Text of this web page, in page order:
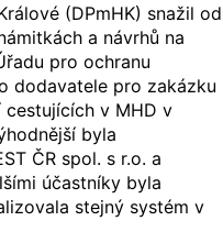
(DPmHK) snažil od
a návrhů na
pro ochranu
dodavatele pro zakázku
v MHD v
byla
ČR spol. s r.o. a
účastníky byla
stejný systém v